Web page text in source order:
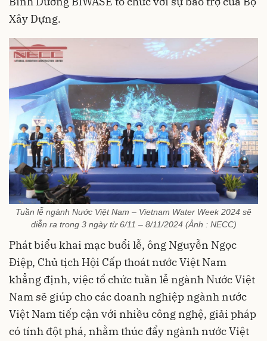
Xây Dựng.
Tuần lễ ngành Nước Việt Nam – Vietnam Water Week 2024 sẽ
diễn ra trong 3 ngày từ 6/11 – 8/11/2024 (Ảnh : NECC)
Phát biểu khai mạc buổi lễ, ông Nguyễn Ngọc
Điệp, Chủ tịch Hội Cấp thoát nước Việt Nam
khẳng định, việc tổ chức tuần lễ ngành Nước Việt
Nam sẽ giúp cho các doanh nghiệp ngành nước
Việt Nam tiếp cận với nhiều công nghệ, giải pháp
có tính đột phá, nhằm thúc đẩy ngành nước Việt